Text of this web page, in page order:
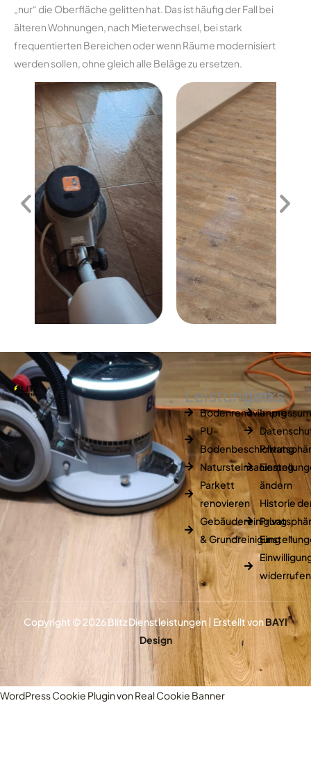
„nur“ die Oberfläche gelitten hat. Das ist häufig der Fall bei
älteren Wohnungen, nach Mieterwechsel, bei stark
frequentierten Bereichen oder wenn Räume modernisiert
werden sollen, ohne gleich alle Beläge zu ersetzen.
Leistungen
Bodenrenovierung
PU-
Bodenbeschichtung
Natursteinsanierung
Parkett
renovieren
Gebäudereinigung
& Grundreinigung
Links
ändern
Historie
widerrufen
Copyright © 2026 Blitz Dienstleistungen | Erstellt vonBAYI
Design
WordPress Cookie Plugin von Real Cookie Banner